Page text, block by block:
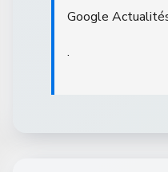
Google
.